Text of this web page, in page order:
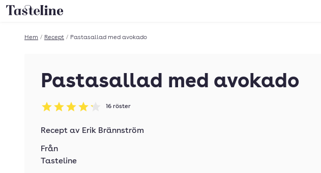
Till Tastelines startsida
Hem / Recept / Pastasallad med avokado
Pastasallad med avokado
Betyg: 4.19 av 5
16 röster
Recept av Erik Brännström
Från
Tasteline